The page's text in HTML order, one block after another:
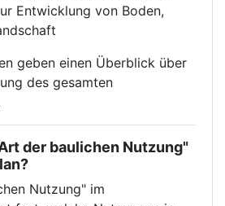
Entwicklung von Boden,
geben einen Überblick über
des gesamten
der baulichen Nutzung"
Nutzung" im